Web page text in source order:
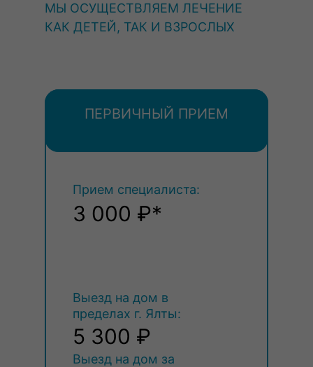
МЫ ОСУЩЕСТВЛЯЕМ ЛЕЧЕНИЕ
КАК ДЕТЕЙ, ТАК И ВЗРОСЛЫХ
3 000 ₽*
Прием специалиста:
ПЕРВИЧНЫЙ ПРИЕМ
Выезд на дом в
пределах г. Ялты:
5 300 ₽
Выезд на дом за